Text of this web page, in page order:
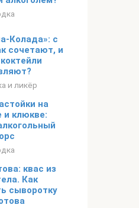
Колада»: с
сочетают, и
и ликёр
на
и клюкве:
квас из
Как
сыворотку